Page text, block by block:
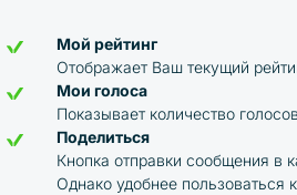
Мой рейтинг
Отображает Ваш текущий
Мои голоса
Показывает количество
Поделиться
Кнопка отправки сообщения в
Однако удобнее пользоваться